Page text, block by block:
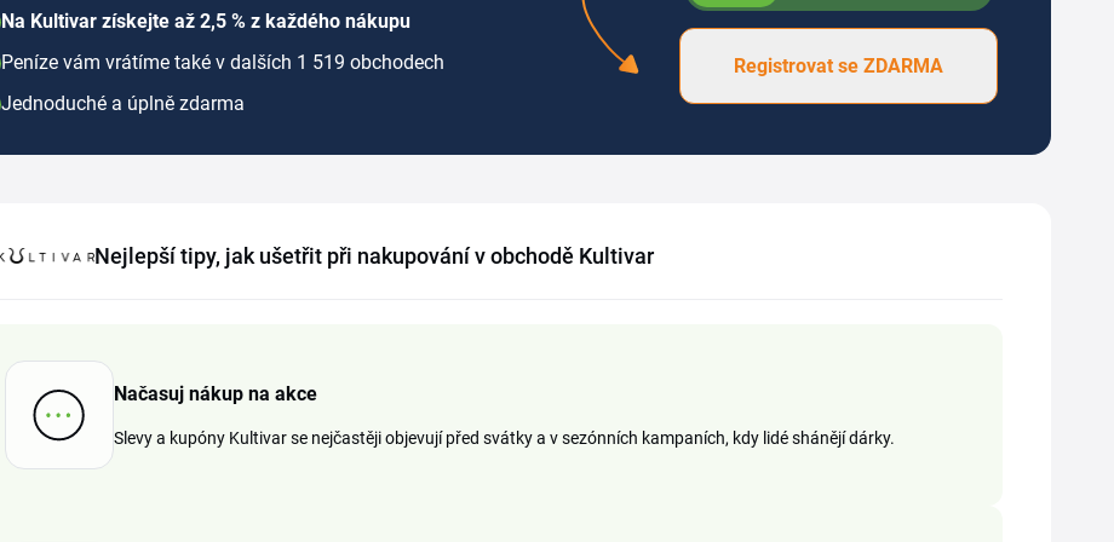
Na Kultivar získejte až 2,5 % z každého nákupu
Peníze vám vrátíme také v dalších 1 519 obchodech
Jednoduché a úplně zdarma
Registrovat se ZDARMA
Nejlepší tipy, jak ušetřit při nakupování v obchodě Kultivar
Načasuj nákup na akce
Slevy a kupóny Kultivar se nejčastěji objevují před svátky a v sezónních kampaních, kdy lidé shánějí dárky.